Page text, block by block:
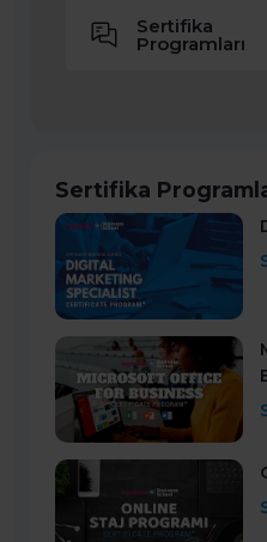
Sertifika
Programları
Sertifika